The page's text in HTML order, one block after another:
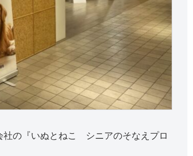
社の『いぬとねこ シニアのそなえプロ